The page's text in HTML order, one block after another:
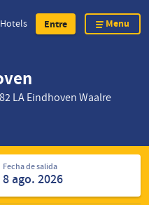
Hotels Entre Menu
LA Eindhoven Waalre
Fecha de salida